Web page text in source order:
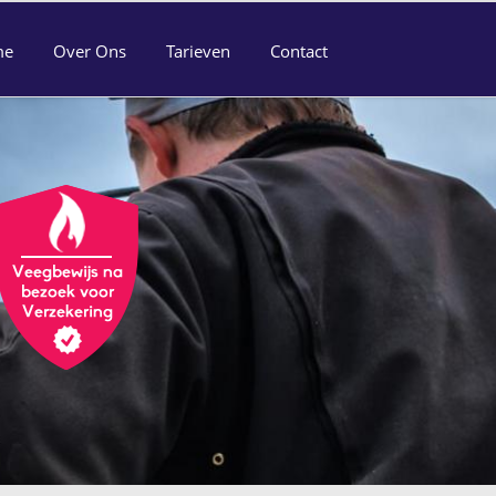
Over Ons Tarieven Contact